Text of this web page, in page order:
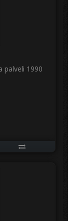
palveli 1990